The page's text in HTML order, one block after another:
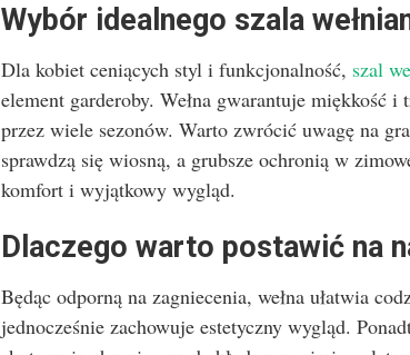
Wybór idealnego szala
Dla kobiet ceniących styl i funkcjonalność, szal
element garderoby. Wełna gwarantuje miękkość i
przez wiele sezonów. Warto zwrócić uwagę na
sprawdzą się wiosną, a grubsze ochronią w
komfort i wyjątkowy wygląd.
Dlaczego warto postawić na
Będąc odporną na zagniecenia, wełna ułatwia
jednocześnie zachowuje estetyczny wygląd.